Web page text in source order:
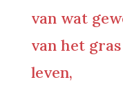
van wat
van het
leven,